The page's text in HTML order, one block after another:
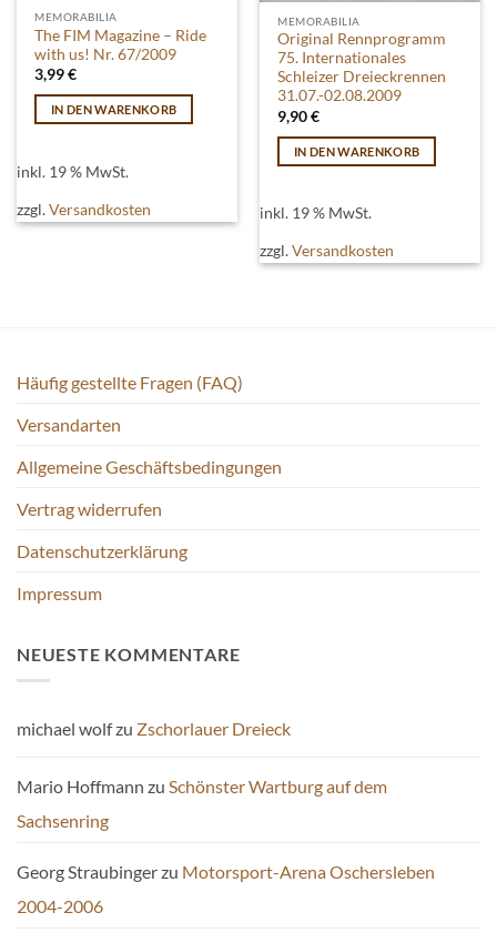
MEMORABILIA
The FIM Magazine – Ride
with us! Nr. 67/2009
3,99€
IN DEN WARENKORB
inkl. 19 % MwSt.
zzgl.Versandkosten
MEMORABILIA
Original Rennprogramm
75. Internationales
Schleizer Dreieckrennen
31.07.-02.08.2009
9,90€
IN DEN WARENKORB
inkl. 19 % MwSt.
zzgl.Versandkosten
Häufig gestellte Fragen (FAQ)
Versandarten
Allgemeine Geschäftsbedingungen
Vertrag widerrufen
Datenschutzerklärung
Impressum
NEUESTE KOMMENTARE
michael wolfzu Zschorlauer Dreieck
Mario Hoffmann zu Schönster Wartburg auf dem
Sachsenring
Georg Straubingerzu Motorsport-Arena Oschersleben
2004-2006